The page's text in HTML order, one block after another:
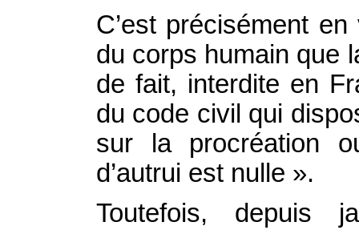
C’est précisément
du corps humain que
de fait, interdite en
du code civil qui
sur la procréation
d’autrui est nulle ».
Toutefois, depuis